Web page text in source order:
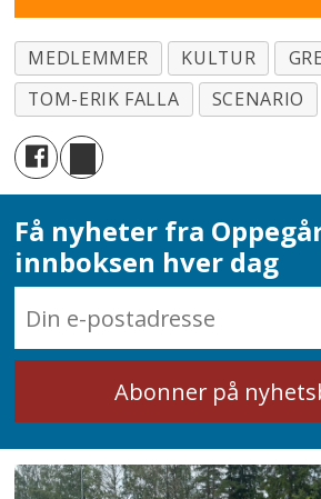
MEDLEMMER KULTUR
TOM-ERIK FALLA
SCENARIO
Få nyheter fra
innboksen hver dag